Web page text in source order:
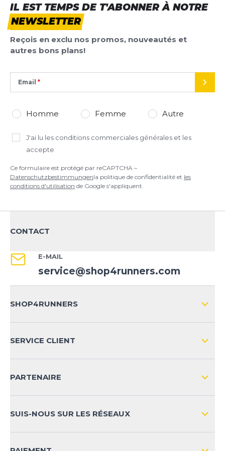
IL EST TEMPS DE T'ABONNER À NOTRE
NEWSLETTER
Reçois en exclu nos promos, nouveautés et
autres bons plans!
Email
Homme Femme Autre
J'ai lu les conditions commerciales générales et les
accepte
Ce formulaire est protégé par reCAPTCHA –
Datenschutzbestimmungenla politique de confidentialité et les
conditions d'utilisation de Google s'appliquent.
CONTACT
E-MAIL
service@shop4runners.com
SHOP4RUNNERS
SERVICE CLIENT
CONTACT
PARTENAIRE
SUIS-NOUS SUR LES RÉSEAUX